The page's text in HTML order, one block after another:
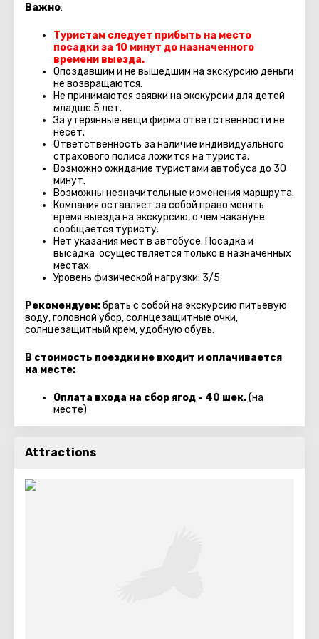
Важно:
Туристам следует прибыть на место
посадки за 10 минут до назначенного
времени выезда.
Опоздавшим и не вышедшим на экскурсию деньги
не возвращаются.
Не принимаются заявки на экскурсии для детей
младше 5 лет.
За утерянные вещи фирма ответственности не
несет.
Ответственность за наличие индивидуального
страхового полиса ложится на туриста.
Возможно ожидание туристами автобуса до 30
минут.
Возможны незначительные изменения маршрута.
Компания оставляет за собой право менять
время выезда на экскурсию, о чем накануне
сообщается туристу.
Нет указания мест в автобуcе. Посадка и
высадка осуществляется только в назначенных
местах.
Уровень физической нагрузки: 3/5
Рекомендуем:брать с собой на экскурсию питьевую
воду, головной убор, солнцезащитные очки,
солнцезащитный крем, удобную обувь.
В стоимость поездки не входит и оплачивается
на месте:
Оплата входа на сбор ягод - 40 шек.(на
месте)
Attractions